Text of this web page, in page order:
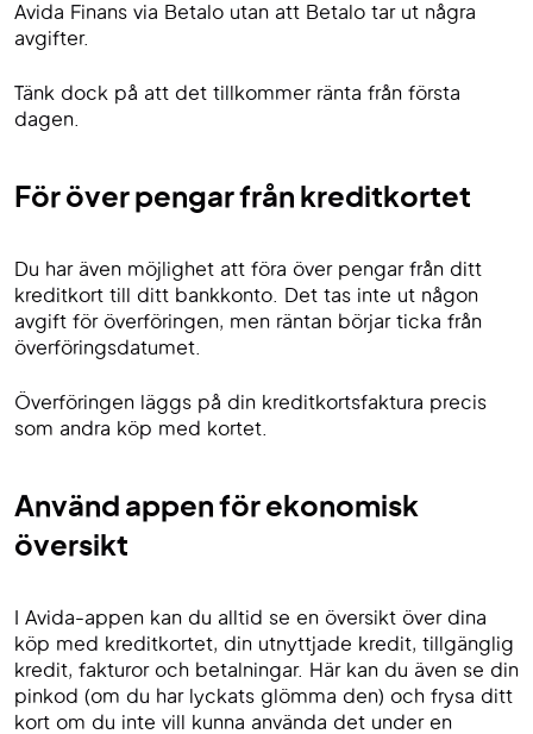
Avida Finans via Betalo utan att Betalo tar ut några
avgifter.
Tänk dock på att det tillkommer ränta från första
dagen.
För över pengar från kreditkortet
Du har även möjlighet att föra över pengar från ditt
kreditkort till ditt bankkonto. Det tas inte ut någon
avgift för överföringen, men räntan börjar ticka från
överföringsdatumet.
Överföringen läggs på din kreditkortsfaktura precis
som andra köp med kortet.
Använd appen för ekonomisk
översikt
I Avida-appen kan du alltid se en översikt över dina
köp med kreditkortet, din utnyttjade kredit, tillgänglig
kredit, fakturor och betalningar. Här kan du även se din
pinkod (om du har lyckats glömma den) och frysa ditt
kort om du inte vill kunna använda det under en